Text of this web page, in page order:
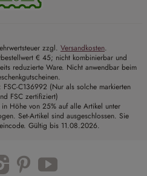
zzgl. Versandkosten.
€ 45; nicht kombinierbar und
reduzierte Ware. Nicht anwendbar beim
C136992 (Nur als solche markierten
FSC zertifiziert)
Höhe von 25% auf alle Artikel unter
Set-Artikel sind ausgeschlossen. Sie
Gültig bis 11.08.2026.